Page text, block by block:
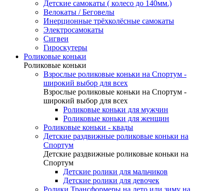
Детские самокаты ( колесо до 140мм.)
Велокаты / Беговелы
Инерционные трёхколёсные самокаты
Электросамокаты
Сигвеи
Гироскутеры
Роликовые коньки
Роликовые коньки
Взрослые роликовые коньки на Спортум -
широкий выбор для всех
Взрослые роликовые коньки на Спортум -
широкий выбор для всех
Роликовые коньки для мужчин
Роликовые коньки для женщин
Роликовые коньки - квады
Детские раздвижные роликовые коньки на
Спортум
Детские раздвижные роликовые коньки на
Спортум
Детские ролики для мальчиков
Детские ролики для девочек
Ролики Трансформеры на лето или зиму на